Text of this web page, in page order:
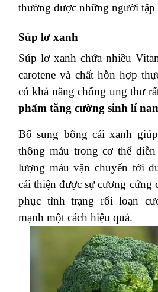
thường được những người
Súp lơ xanh
Súp lơ xanh chứa nhiều
carotene và chất hỗn hợp
có khả năng chống ung thư
phẩm tăng cường sinh lí
Bổ sung bông cải xanh
thông máu trong cơ thể
lượng máu vận chuyển tới
cải thiện được sự cương cứng
phục tình trạng rối loạn
mạnh một cách hiệu quả.